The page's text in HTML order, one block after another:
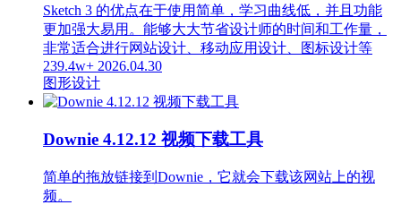
Sketch 3 的优点在于使用简单，学习曲线低，并且功能
更加强大易用。能够大大节省设计师的时间和工作量，
非常适合进行网站设计、移动应用设计、图标设计等
239.4w+ 2026.04.30
图形设计
Downie 4.12.12 视频下载工具
简单的拖放链接到Downie，它就会下载该网站上的视
频。